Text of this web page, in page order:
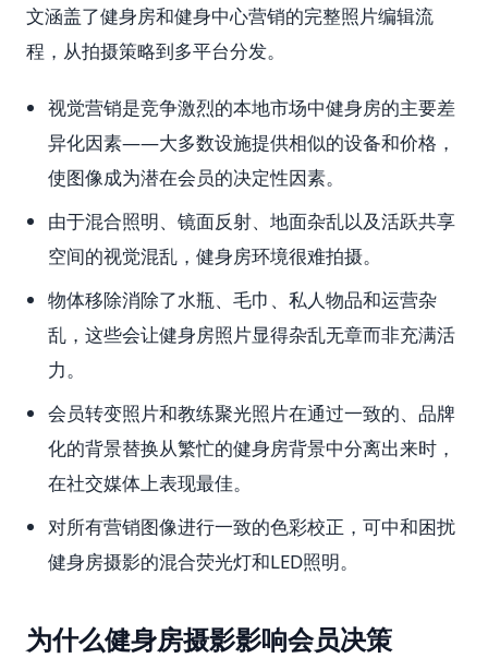
文涵盖了健身房和健身中心营销的完整照片编辑流
程，从拍摄策略到多平台分发。
视觉营销是竞争激烈的本地市场中健身房的主要差
异化因素——大多数设施提供相似的设备和价格，
使图像成为潜在会员的决定性因素。
由于混合照明、镜面反射、地面杂乱以及活跃共享
空间的视觉混乱，健身房环境很难拍摄。
物体移除消除了水瓶、毛巾、私人物品和运营杂
乱，这些会让健身房照片显得杂乱无章而非充满活
力。
会员转变照片和教练聚光照片在通过一致的、品牌
化的背景替换从繁忙的健身房背景中分离出来时，
在社交媒体上表现最佳。
对所有营销图像进行一致的色彩校正，可中和困扰
健身房摄影的混合荧光灯和LED照明。
为什么健身房摄影影响会员决策